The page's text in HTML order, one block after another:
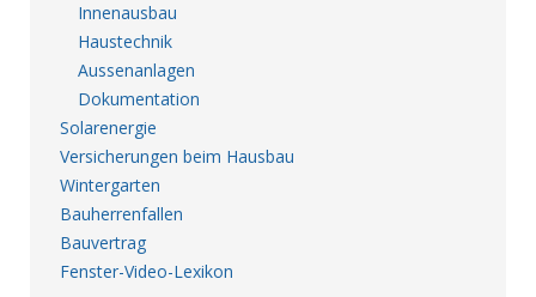
Innenausbau
Haustechnik
Aussenanlagen
Dokumentation
Solarenergie
Versicherungen beim Hausbau
Wintergarten
Bauherrenfallen
Bauvertrag
Fenster-Video-Lexikon